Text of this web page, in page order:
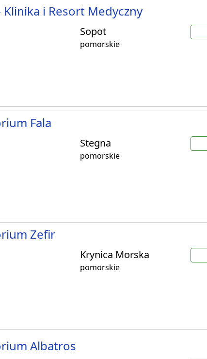
Klinika i Resort Medyczny
Sopot
pomorskie
Fala
Stegna
pomorskie
Zefir
Krynica Morska
pomorskie
Albatros